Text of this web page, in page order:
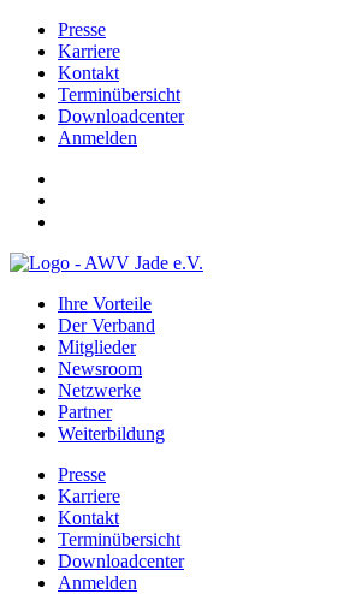
Presse
Karriere
Kontakt
Terminübersicht
Downloadcenter
Anmelden
Ihre Vorteile
Der Verband
Mitglieder
Newsroom
Netzwerke
Partner
Weiterbildung
Presse
Karriere
Kontakt
Terminübersicht
Downloadcenter
Anmelden